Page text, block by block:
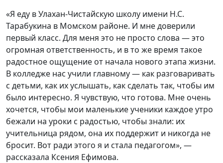
«Я еду в Улахан-Чистайскую школу имени Н.С.
Тарабукина в Момском районе. И мне доверили
первый класс. Для меня это не просто слова — это
огромная ответственность, и в то же время такое
радостное ощущение от начала нового этапа жизни.
В колледже нас учили главному — как разговаривать
с детьми, как их услышать, как сделать так, чтобы им
было интересно. Я чувствую, что готова. Мне очень
хочется, чтобы мои маленькие ученики каждое утро
бежали на уроки с радостью, чтобы знали: их
учительница рядом, она их поддержит и никогда не
бросит. Вот ради этого я и стала педагогом», —
рассказала Ксения Ефимова.